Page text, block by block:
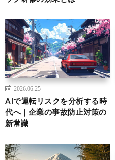
2026.06.25
AIで運転リスクを分析する時
代へ｜企業の事故防止対策の
新常識